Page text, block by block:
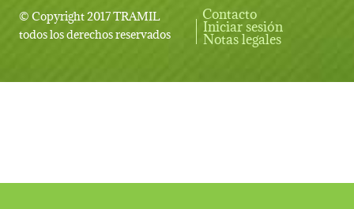
© Copyright 2017 TRAMIL
todos los derechos reservados
User account menu
Contacto
Iniciar sesión
Notas legales